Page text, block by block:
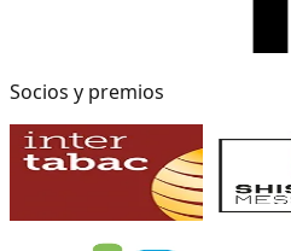
Socios y premios